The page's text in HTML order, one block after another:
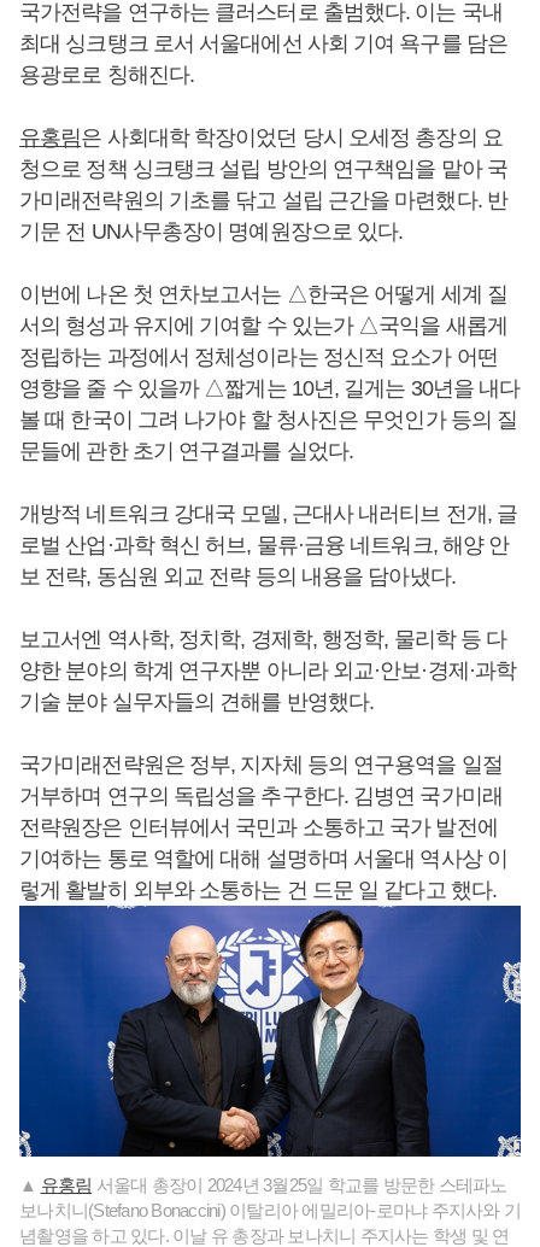
국가전략을 연구하는 클러스터로 출범했다. 이는 국내
최대 싱크탱크 로서 서울대에선 사회 기여 욕구를 담은
용광로로 칭해진다.
유홍림은 사회대학 학장이었던 당시 오세정 총장의 요
청으로 정책 싱크탱크 설립 방안의 연구책임을 맡아 국
가미래전략원의 기초를 닦고 설립 근간을 마련했다. 반
기문 전 UN사무총장이 명예원장으로 있다.
이번에 나온 첫 연차보고서는 △한국은 어떻게 세계 질
서의 형성과 유지에 기여할 수 있는가 △국익을 새롭게
정립하는 과정에서 정체성이라는 정신적 요소가 어떤
영향을 줄 수 있을까 △짧게는 10년, 길게는 30년을 내다
볼 때 한국이 그려 나가야 할 청사진은 무엇인가 등의 질
문들에 관한 초기 연구결과를 실었다.
개방적 네트워크 강대국 모델, 근대사 내러티브 전개, 글
로벌 산업·과학 혁신 허브, 물류·금융 네트워크, 해양 안
보 전략, 동심원 외교 전략 등의 내용을 담아냈다.
보고서엔 역사학, 정치학, 경제학, 행정학, 물리학 등 다
양한 분야의 학계 연구자뿐 아니라 외교·안보·경제·과학
기술 분야 실무자들의 견해를 반영했다.
국가미래전략원은 정부, 지자체 등의 연구용역을 일절
거부하며 연구의 독립성을 추구한다. 김병연 국가미래
전략원장은 인터뷰에서 국민과 소통하고 국가 발전에
기여하는 통로 역할에 대해 설명하며 서울대 역사상 이
렇게 활발히 외부와 소통하는 건 드문 일 같다고 했다.
▲ 유홍림 서울대 총장이 2024년 3월25일 학교를 방문한 스테파노
보나치니(Stefano Bonaccini) 이탈리아 에밀리아-로마냐 주지사와 기
념촬영을 하고 있다. 이날 유 총장과 보나치니 주지사는 학생 및 연